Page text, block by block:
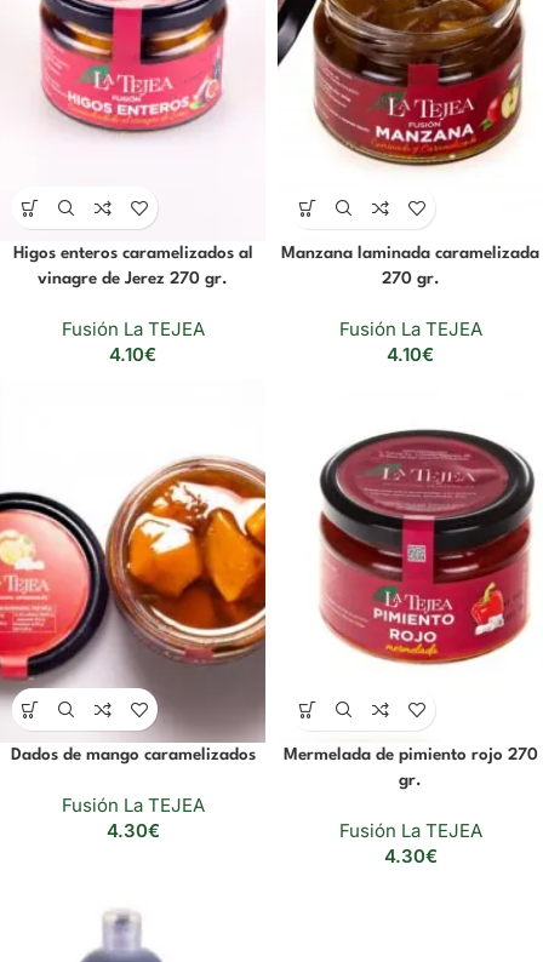
Higos enteros caramelizados al
vinagre de Jerez 270 gr.
Fusión La TEJEA
4.10€
Manzana laminada caramelizada
270 gr.
Fusión La TEJEA
4.10€
Dados de mango caramelizados
Fusión La TEJEA
4.30€
Mermelada de pimiento rojo 270
gr.
Fusión La TEJEA
4.30€